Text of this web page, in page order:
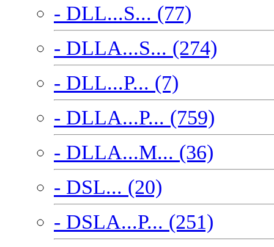
- DLL...S... (77)
- DLLA...S... (274)
- DLL...P... (7)
- DLLA...P... (759)
- DLLA...M... (36)
- DSL... (20)
- DSLA...P... (251)